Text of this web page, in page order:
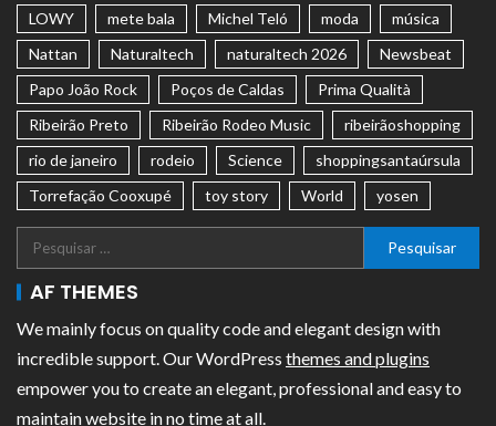
LOWY
mete bala Michel Teló moda
música
Nattan
Naturaltech naturaltech 2026
Newsbeat
Papo João Rock
Poços de Caldas
Prima Qualità
Ribeirão Preto
Ribeirão Rodeo Music
ribeirãoshopping
rio de janeiro
rodeio Science
shoppingsantaúrsula
Torrefação Cooxupé
toy story World yosen
AF THEMES
We mainly focus on quality code and elegant design with
incredible support. Our WordPress themes and plugins
empower you to create an elegant, professional and easy to
maintain website in no time at all.